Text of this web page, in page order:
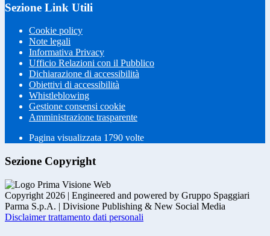
Sezione Link Utili
Cookie policy
Note legali
Informativa Privacy
Ufficio Relazioni con il Pubblico
Dichiarazione di accessibilità
Obiettivi di accessibilità
Whistleblowing
Gestione consensi cookie
Amministrazione trasparente
Pagina visualizzata 1790 volte
Sezione Copyright
Copyright 2026 | Engineered and powered by Gruppo Spaggiari
Parma S.p.A. | Divisione Publishing & New Social Media
Disclaimer trattamento dati personali